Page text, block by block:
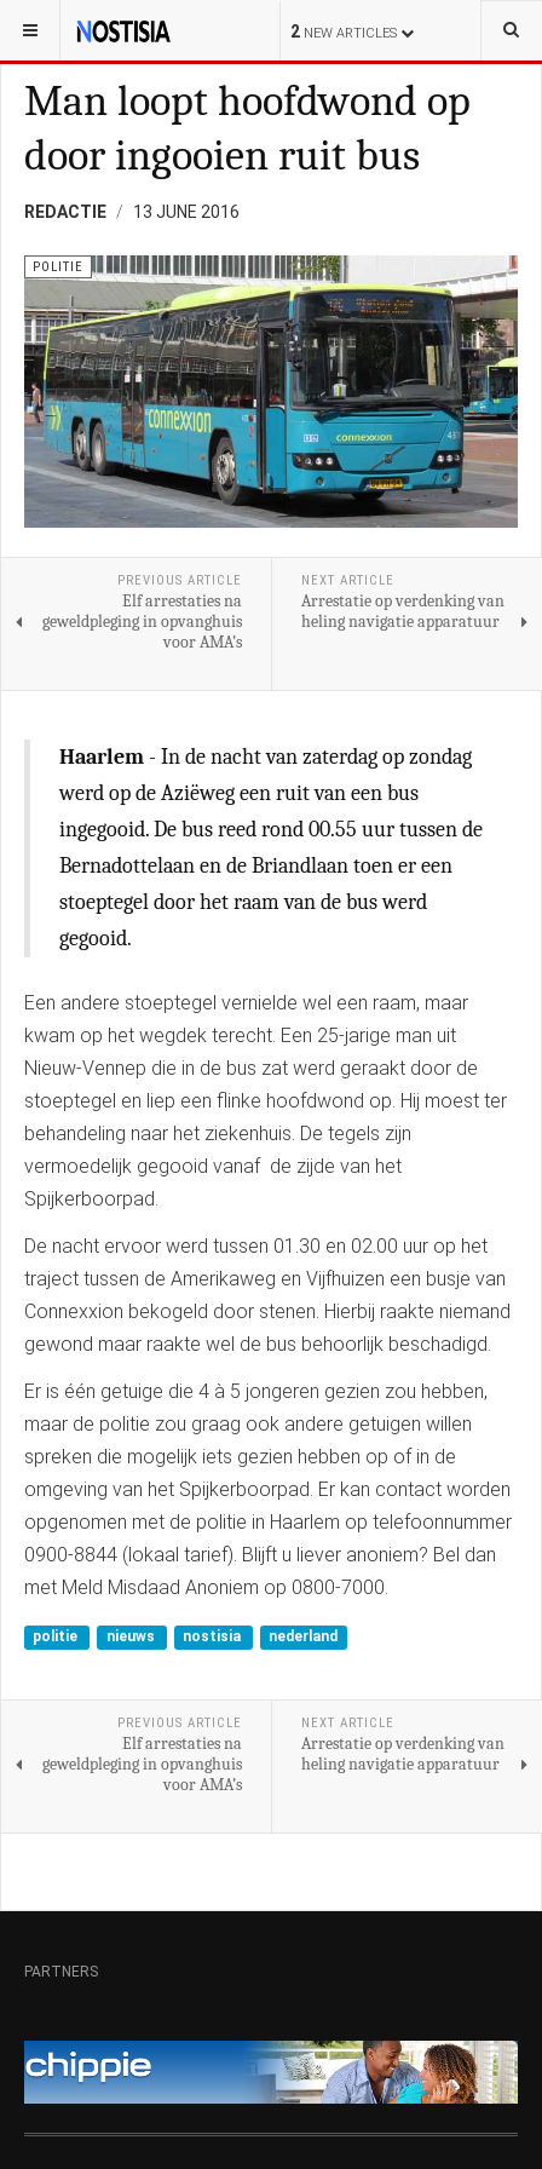
2 NEW ARTICLES
YOU ARE HERE: NEDERLAND ALGEMEEN
Man loopt hoofdwond op
door ingooien ruit bus
REDACTIE 13 JUNE 2016
POLITIE
PREVIOUS ARTICLE
Elf arrestaties na
geweldpleging in opvanghuis
voor AMA’s
NEXT ARTICLE
Arrestatie op verdenking van
heling navigatie apparatuur
Haarlem - In de nacht van zaterdag op zondag
werd op de Aziëweg een ruit van een bus
ingegooid. De bus reed rond 00.55 uur tussen de
Bernadottelaan en de Briandlaan toen er een
stoeptegel door het raam van de bus werd
gegooid.
Een andere stoeptegel vernielde wel een raam, maar
kwam op het wegdek terecht. Een 25-jarige man uit
Nieuw-Vennep die in de bus zat werd geraakt door de
stoeptegel en liep een flinke hoofdwond op. Hij moest ter
behandeling naar het ziekenhuis. De tegels zijn
vermoedelijk gegooid vanaf de zijde van het
Spijkerboorpad.
De nacht ervoor werd tussen 01.30 en 02.00 uur op het
traject tussen de Amerikaweg en Vijfhuizen een busje van
Connexxion bekogeld door stenen. Hierbij raakte niemand
gewond maar raakte wel de bus behoorlijk beschadigd.
Er is één getuige die 4 à 5 jongeren gezien zou hebben,
maar de politie zou graag ook andere getuigen willen
spreken die mogelijk iets gezien hebben op of in de
omgeving van het Spijkerboorpad. Er kan contact worden
opgenomen met de politie in Haarlem op telefoonnummer
0900-8844 (lokaal tarief). Blijft u liever anoniem? Bel dan
met Meld Misdaad Anoniem op 0800-7000.
politie nieuws nostisia nederland
PREVIOUS ARTICLE
Elf arrestaties na
geweldpleging in opvanghuis
voor AMA’s
NEXT ARTICLE
Arrestatie op verdenking van
heling navigatie apparatuur
PARTNERS